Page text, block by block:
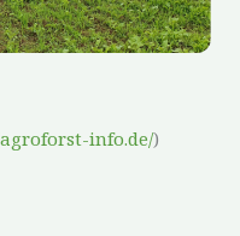
agroforst-info.de/)